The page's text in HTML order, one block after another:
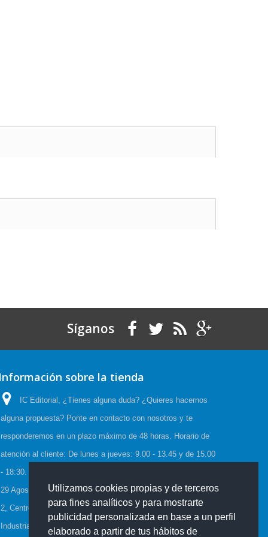
Utilizamos cookies propias y de terceros
para fines analíticos y para mostrarte
publicidad personalizada en base a un perfil
elaborado a partir de tus hábitos de
Síganos
Información sobre la tienda
IC Editorial, ¿Tienes alguna duda? ¿Quieres hacernos
alguna propuesta? Ponte en contacto con nosotros y te
responderemos en un plazo máximo de 48 horas. Horario de
atención al cliente: De lunes a jueves: 9.00 - 13.45 y de 15.00
- 18:30. Viernes: 9.00 - 15.00, Horario de Verano:(23 Junio a
29 Agosto) De lunes a viernes: 08:00-15:00, C/Cueva de Viera
2, Centro de negocios CADI, Edf. Antequera local 3 Polígono
Industrial de Antequera 29200 Antequera España